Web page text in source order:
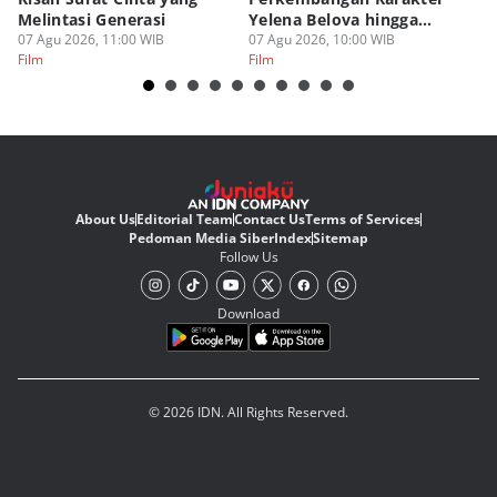
Melintasi Generasi
07 Agu 2026, 11:00 WIB
Film
Yelena Belova hingga
Spider-Man BND
07 Agu 2026, 10:00 WIB
Film
About UsEditorial TeamContact UsTerms of Services
Pedoman Media SiberIndexSitemap
Follow Us
Download
© 2026 IDN. All Rights Reserved.